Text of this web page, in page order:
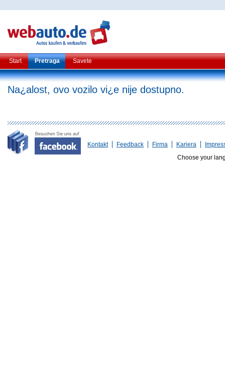
Start Pretraga Savete
Na¿alost, ovo vozilo vi¿e nije dostupno.
Kontakt Feedback Firma Kariera
Choose your